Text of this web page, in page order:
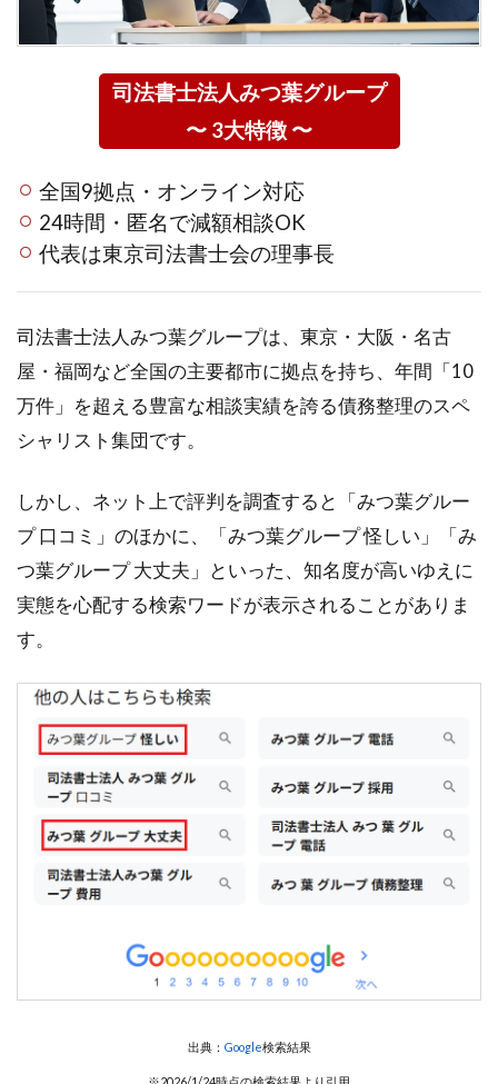
司法書士法人みつ葉グループ
〜 3大特徴 〜
全国9拠点・オンライン対応
24時間・匿名で減額相談OK
代表は東京司法書士会の理事長
司法書士法人みつ葉グループは、東京・大阪・名古
屋・福岡など全国の主要都市に拠点を持ち、年間「10
万件」を超える豊富な相談実績を誇る債務整理のスペ
シャリスト集団です。
しかし、ネット上で評判を調査すると「みつ葉グルー
プ 口コミ」のほかに、「みつ葉グループ 怪しい」「み
つ葉グループ 大丈夫」といった、知名度が高いゆえに
実態を心配する検索ワードが表示されることがありま
す。
出典： Google検索結果
※2026/1/24時点の検索結果より引用